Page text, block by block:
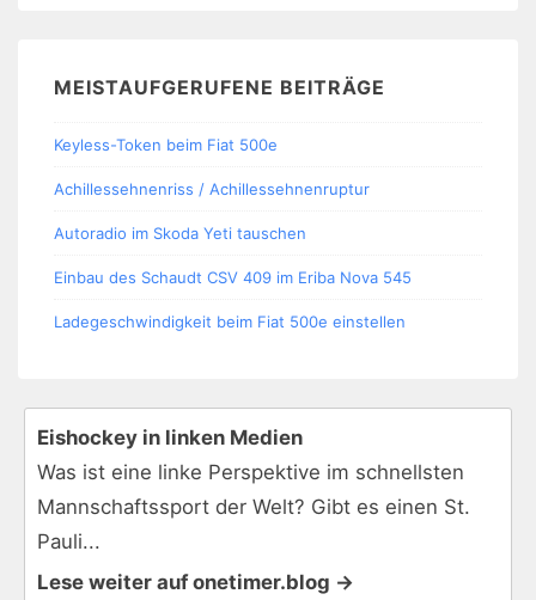
MEISTAUFGERUFENE BEITRÄGE
Keyless-Token beim Fiat 500e
Achillessehnenriss / Achillessehnenruptur
Autoradio im Skoda Yeti tauschen
Einbau des Schaudt CSV 409 im Eriba Nova 545
Ladegeschwindigkeit beim Fiat 500e einstellen
Eishockey in linken Medien
Was ist eine linke Perspektive im schnellsten
Mannschaftssport der Welt? Gibt es einen St.
Pauli...
Lese weiter auf onetimer.blog →